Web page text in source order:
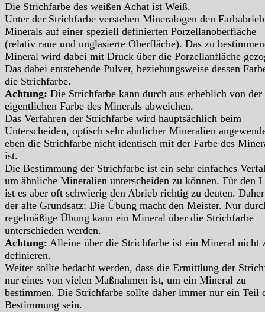
Die Strichfarbe des weißen Achat ist Weiß.
Unter der Strichfarbe verstehen Mineralogen den
Minerals auf einer speziell definierten Porzellanoberfläche
(relativ raue und unglasierte Oberfläche). Das zu
Mineral wird dabei mit Druck über die Porzellanfläche
Das dabei entstehende Pulver, beziehungsweise dessen
die Strichfarbe.
Achtung: Die Strichfarbe kann durch aus erheblich von der
eigentlichen Farbe des Minerals abweichen.
Das Verfahren der Strichfarbe wird hauptsächlich beim
Unterscheiden, optisch sehr ähnlicher Mineralien
eben die Strichfarbe nicht identisch mit der Farbe des
ist.
Die Bestimmung der Strichfarbe ist ein sehr einfaches
um ähnliche Mineralien unterscheiden zu können. Für den
ist es aber oft schwierig den Abrieb richtig zu deuten.
der alte Grundsatz: Die Übung macht den Meister. Nur
regelmäßige Übung kann ein Mineral über die Strichfarbe
unterschieden werden.
Achtung: Alleine über die Strichfarbe ist ein Mineral nicht
definieren.
Weiter sollte bedacht werden, dass die Ermittlung der
nur eines von vielen Maßnahmen ist, um ein Mineral zu
bestimmen. Die Strichfarbe sollte daher immer nur ein Teil
Bestimmung sein.